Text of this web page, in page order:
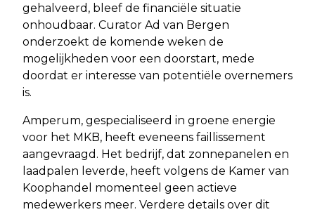
gehalveerd, bleef de financiële situatie
onhoudbaar. Curator Ad van Bergen
onderzoekt de komende weken de
mogelijkheden voor een doorstart, mede
doordat er interesse van potentiële overnemers
is.
Amperum, gespecialiseerd in groene energie
voor het MKB, heeft eveneens faillissement
aangevraagd. Het bedrijf, dat zonnepanelen en
laadpalen leverde, heeft volgens de Kamer van
Koophandel momenteel geen actieve
medewerkers meer. Verdere details over dit